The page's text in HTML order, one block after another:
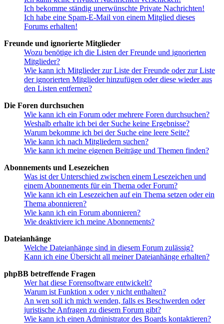
Ich bekomme ständig unerwünschte Private Nachrichten!
Ich habe eine Spam-E-Mail von einem Mitglied dieses
Forums erhalten!
Freunde und ignorierte Mitglieder
Wozu benötige ich die Listen der Freunde und ignorierten
Mitglieder?
Wie kann ich Mitglieder zur Liste der Freunde oder zur Liste
der ignorierten Mitglieder hinzufügen oder diese wieder aus
den Listen entfernen?
Die Foren durchsuchen
Wie kann ich ein Forum oder mehrere Foren durchsuchen?
Weshalb erhalte ich bei der Suche keine Ergebnisse?
Warum bekomme ich bei der Suche eine leere Seite?
Wie kann ich nach Mitgliedern suchen?
Wie kann ich meine eigenen Beiträge und Themen finden?
Abonnements und Lesezeichen
Was ist der Unterschied zwischen einem Lesezeichen und
einem Abonnements für ein Thema oder Forum?
Wie kann ich ein Lesezeichen auf ein Thema setzen oder ein
Thema abonnieren?
Wie kann ich ein Forum abonnieren?
Wie deaktiviere ich meine Abonnements?
Dateianhänge
Welche Dateianhänge sind in diesem Forum zulässig?
Kann ich eine Übersicht all meiner Dateianhänge erhalten?
phpBB betreffende Fragen
Wer hat diese Forensoftware entwickelt?
Warum ist Funktion x oder y nicht enthalten?
An wen soll ich mich wenden, falls es Beschwerden oder
juristische Anfragen zu diesem Forum gibt?
Wie kann ich einen Administrator des Boards kontaktieren?